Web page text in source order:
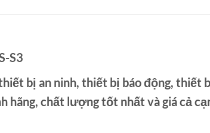
S3
bị an ninh, thiết bị báo động,
hãng, chất lượng tốt nhất và giá cả